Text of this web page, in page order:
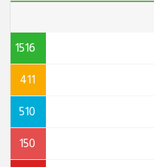
1516
411
510
150